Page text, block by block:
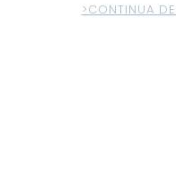
>CONTINUA